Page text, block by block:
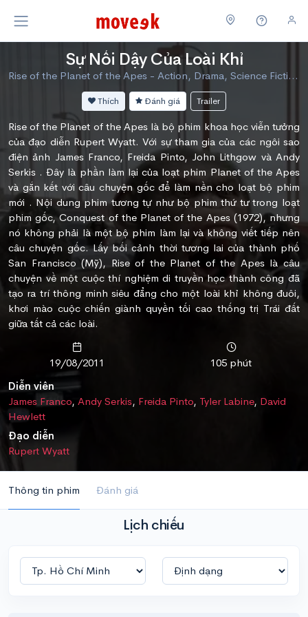
Sự Nổi Dậy Của Loài Khỉ
Rise of the Planet of the Apes - Action, Drama, Science Fiction
Thích Đánh giá Trailer
Rise of the Planet of the Apes là bộ phim khoa học viễn tưởng
của đạo diễn Rupert Wyatt. Với sự tham gia của các ngôi sao
điện ảnh James Franco, Freida Pinto, John Lithgow và Andy
Serkis . Đây là phần làm lại của loạt phim Planet of the Apes
và gắn kết với câu chuyện gốc để làm nền cho loạt bộ phim
mới . Nội dung phim tương tự như bộ phim thứ tư trong loạt
phim gốc, Conquest of the Planet of the Apes (1972), nhưng
nó không phải là một bộ phim làm lại và không viết tiếp nên
câu chuyện gốc. Lấy bối cảnh thời tương lai của thành phố
San Francisco (Mỹ), Rise of the Planet of the Apes là câu
chuyện về một cuộc thí nghiệm di truyền học thành công đã
tạo ra trí thông minh siêu đẳng cho một loài khỉ không đuôi,
khơi mào cuộc chiến giành quyền tối cao thống trị Trái đất
giữa tất cả các loài.
19/08/2011
105 phút
Diễn viên
James Franco, Andy Serkis, Freida Pinto, Tyler Labine, David
Hewlett
Đạo diễn
Rupert Wyatt
Thông tin phim Đánh giá
Lịch chiếu